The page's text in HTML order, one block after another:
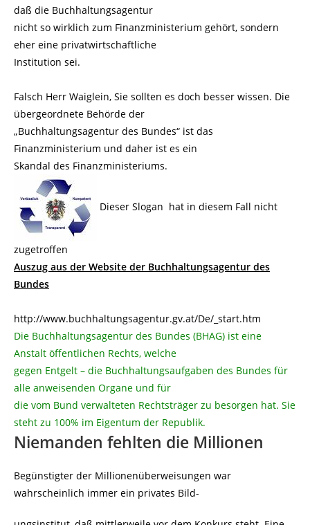
daß die Buchhaltungsagentur
nicht so wirklich zum Finanzministerium gehört, sondern
eher eine privatwirtschaftliche
Institution sei.
Falsch Herr Waiglein, Sie sollten es doch besser wissen. Die
übergeordnete Behörde der
„Buchhaltungsagentur des Bundes“ ist das
Finanzministerium und daher ist es ein
Skandal des Finanzministeriums.
Dieser Slogan hat in diesem Fall nicht
zugetroffen
Auszug aus der Website der Buchhaltungsagentur des
Bundes
http://www.buchhaltungsagentur.gv.at/De/_start.htm
Die Buchhaltungsagentur des Bundes (BHAG) ist eine
Anstalt öffentlichen Rechts, welche
gegen Entgelt – die Buchhaltungsaufgaben des Bundes für
alle anweisenden Organe und für
die vom Bund verwalteten Rechtsträger zu besorgen hat. Sie
steht zu 100% im Eigentum der Republik.
Niemanden fehlten die Millionen
Begünstigter der Millionenüberweisungen war
wahrscheinlich immer ein privates Bild-